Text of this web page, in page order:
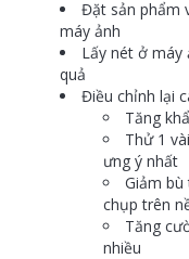
Đặt sản phẩm
máy ảnh
Lấy nét ở máy
quả
Điều chỉnh lại
Tăng
Thử 1
ưng ý nhất
Giảm
chụp trên
Tăng
nhiều